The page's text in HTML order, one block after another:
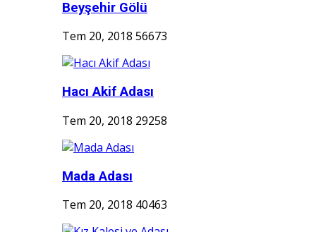
Beyşehir Gölü
Tem 20, 2018 56673
Hacı Akif Adası
Tem 20, 2018 29258
Mada Adası
Tem 20, 2018 40463